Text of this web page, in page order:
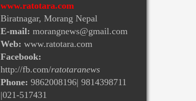
www.ratotara.com
Biratnagar, Morang Nepal
E-mail: morangnews@gmail.com
Web: www.ratotara.com
Facebook:
http://fb.com/ratotaranews
Phone:9862008196| 9814398711
|021-517431